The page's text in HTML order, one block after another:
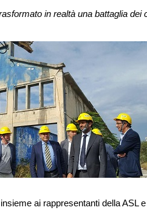
in realtà una battaglia dei
ai rappresentanti della ASL e